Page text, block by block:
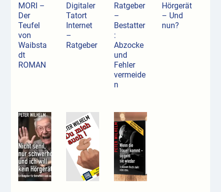
MORI –
Der
Teufel
von
Waibsta
dt
ROMAN
Digitaler
Tatort
Internet
–
Ratgeber
Ratgeber
–
Bestatter
:
Abzocke
und
Fehler
vermeide
n
Hörgerät
– Und
nun?